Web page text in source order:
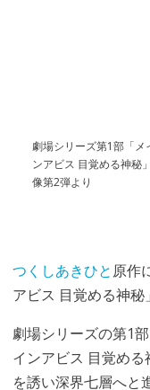
劇場シリーズ第1部「メ
ンアビス 目覚める神秘
像第2弾より
つくしあきひと原作
アビス 目覚める神秘
劇場シリーズの第1
インアビス 目覚め
を誘い深界七層へと